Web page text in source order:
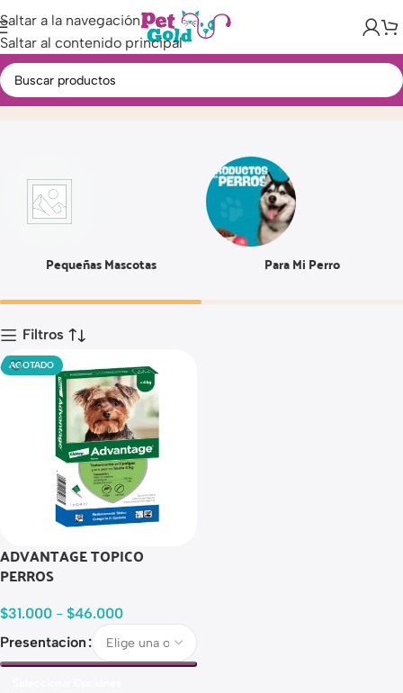
Saltar a la navegación
Saltar al contenido principal
2.5 MLInicio Producto
Pequeñas Mascotas Para Mi Perro
Filtros
AGOTADO
ADVANTAGE TOPICO
PERROS
$31.000 - $46.000
Presentacion